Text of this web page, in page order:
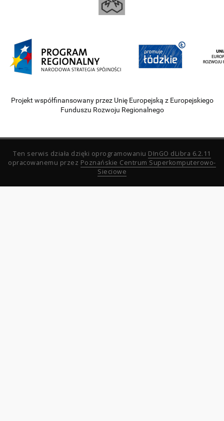
Projekt współfinansowany przez Unię Europejską z Europejskiego
Funduszu Rozwoju Regionalnego
Ten serwis działa dzięki oprogramowaniu DInGO dLibra 6.2.11
opracowanemu przez Poznańskie Centrum Superkomputerowo-
Sieciowe